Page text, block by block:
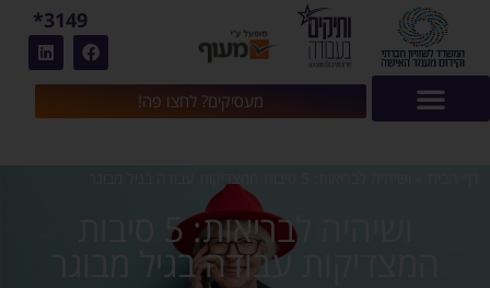
מעסיקים? לחצו פה!
3149*
המצדיקות עבודה בגיל מבוגר